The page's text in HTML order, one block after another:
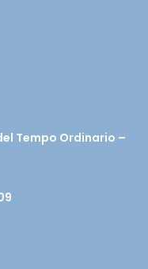
Tempo Ordinario –